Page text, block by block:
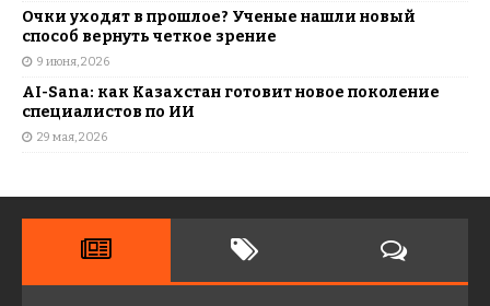
Очки уходят в прошлое? Ученые нашли новый
способ вернуть четкое зрение
9 июня, 2026
AI-Sana: как Казахстан готовит новое поколение
специалистов по ИИ
29 мая, 2026